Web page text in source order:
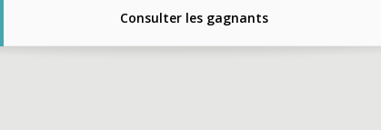
Consulter les gagnants